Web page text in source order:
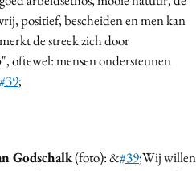
positief, bescheiden en men kan
de streek zich door
oftewel: mensen ondersteunen
#39;
Godschalk(foto): &#39;Wij willen